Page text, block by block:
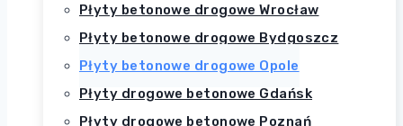
Płyty betonowe drogowe Wrocław
Płyty betonowe drogowe Bydgoszcz
Płyty betonowe drogowe Opole
Płyty drogowe betonowe Gdańsk
Płyty drogowe betonowe Poznań